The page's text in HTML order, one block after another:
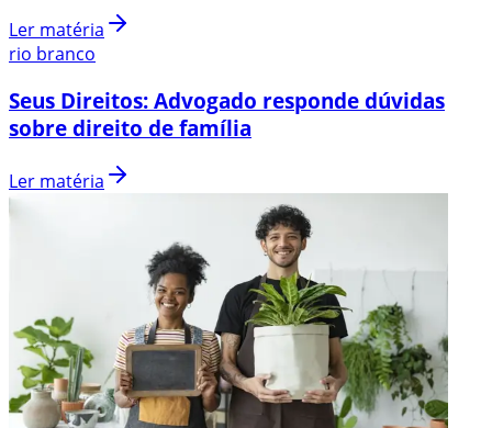
Ler matéria
rio branco
Seus Direitos: Advogado responde dúvidas
sobre direito de família
Ler matéria